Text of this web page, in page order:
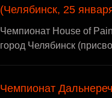
(Челябинск, 25
Чемпионат House of
город Челябинск
Чемпионат